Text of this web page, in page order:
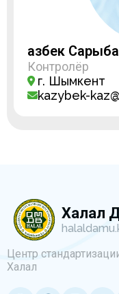
Қазбек
Контролёр
г. Шымкент
kazybek-
Халал
Центр
Халал